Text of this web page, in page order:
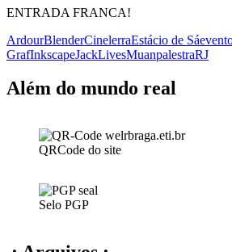
ENTRADA FRANCA!
ArdourBlenderCinelerraEstácio de Sá
GrafInkscapeJackLivesMuanpalestraRJ
Além do mundo real
QRCode do site
Selo PGP